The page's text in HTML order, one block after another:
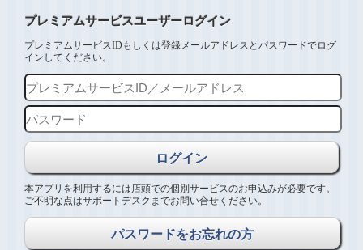
プレミアムサービスユーザーログイン
プレミアムサービスIDもしくは登録メールアドレスとパスワードでログ
インしてください。
本アプリを利用するには店頭での個別サービスのお申込みが必要です。
ご不明な点はサポートデスクまでお問い合せください。
パスワードをお忘れの方